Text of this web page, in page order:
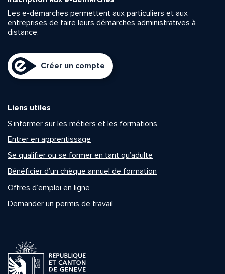
Les e-démarches permettent aux particuliers et aux
entreprises de faire leurs démarches administratives à
distance.
Créer un compte
Liens utiles
S’informer sur les métiers et les formations
Entrer en apprentissage
Se qualifier ou se former en tant qu’adulte
Bénéficier d’un chèque annuel de formation
Offres d’emploi en ligne
Demander un permis de travail